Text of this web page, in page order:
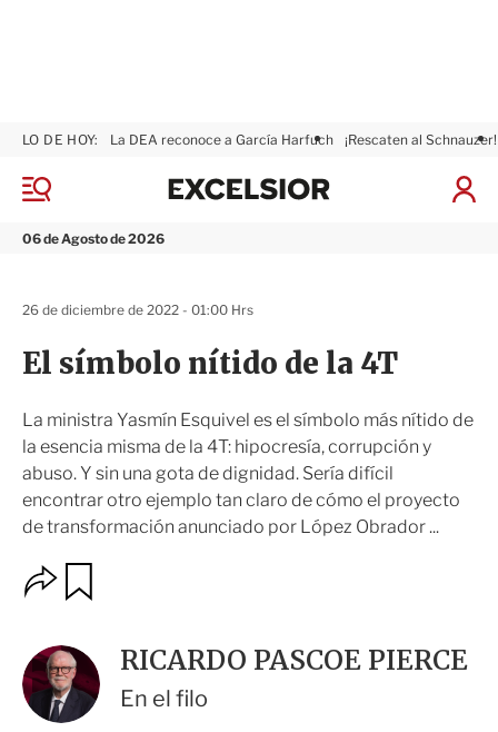
M
n
06 de Agosto de 2026
LO DE HOY: La DEA reconoce a García Harfuch ¡Rescaten al Schnauzer!
I
ó
x
r
El símbolo nítido de la 4T
La ministra Yasmín Esquivel es el símbolo más nítido de
la esencia misma de la 4T: hipocresía, corrupción y
abuso. Y sin una gota de dignidad. Sería difícil
encontrar otro ejemplo tan claro de cómo el proyecto
de transformación anunciado por López Obrador ...
26 de diciembre de 2022 - 01:00 Hrs
O
p
o
n
e
s
a
r
RICARDO PASCOE PIERCE
En el filo